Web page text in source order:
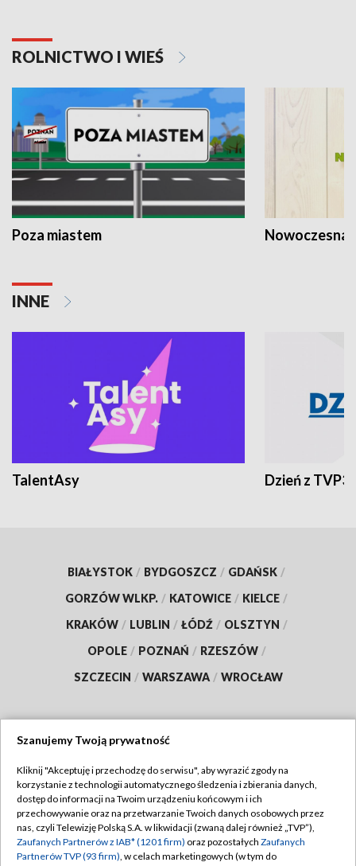
ROLNICTWO I WIEŚ
Poza miastem Nowoczesna
INNE
TalentAsy Dzień z TVP3
BIAŁYSTOK / BYDGOSZCZ / GDAŃSK /
GORZÓW WLKP. / KATOWICE / KIELCE /
KRAKÓW / LUBLIN / ŁÓDŹ / OLSZTYN /
OPOLE / POZNAŃ / RZESZÓW /
SZCZECIN / WARSZAWA / WROCŁAW
TVP
Abonament TVP
Emisja w TVP
Regulamin TVP
Polityka prywatności
Szanujemy Twoją prywatność
Kliknij "Akceptuję i przechodzę do serwisu", aby wyrazić zgody na
korzystanie z technologii automatycznego śledzenia i zbierania danych,
dostęp do informacji na Twoim urządzeniu końcowym i ich
przechowywanie oraz na przetwarzanie Twoich danych osobowych przez
nas, czyli Telewizję Polską S.A. w likwidacji (zwaną dalej również „TVP”),
Zaufanych Partnerów z IAB* (1201 firm) oraz pozostałych Zaufanych
Partnerów TVP (93 firm), w celach marketingowych (w tym do